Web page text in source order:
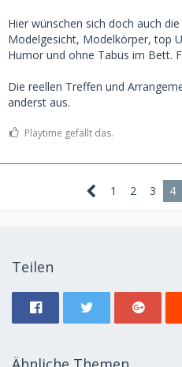
Hier wünschen sich doch auch
Modelgesicht, Modelkörper, top
Humor und ohne Tabus im Bett.
Die reellen Treffen und
anderst aus.
Playtime gefällt das.
1 2 3 4
Teilen